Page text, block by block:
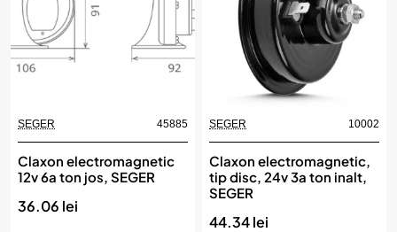
SEGER 45885
Claxon electromagnetic
12v 6a ton jos, SEGER
36.06 lei
SEGER 10002
Claxon electromagnetic,
tip disc, 24v 3a ton inalt,
SEGER
44.34 lei